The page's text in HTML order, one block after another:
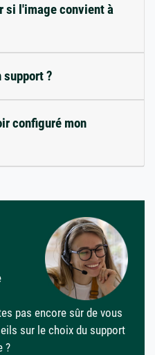
si l'image convient à
?
configuré mon
pas encore sûr de vous
sur le choix du support
?